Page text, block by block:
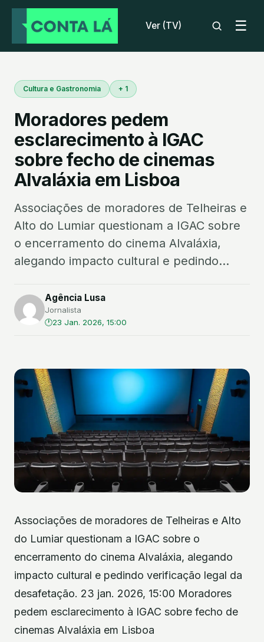
Ver (TV) ☰
Cultura e Gastronomia + 1
Moradores pedem
esclarecimento à IGAC
sobre fecho de cinemas
Alvaláxia em Lisboa
Associações de moradores de Telheiras e
Alto do Lumiar questionam a IGAC sobre
o encerramento do cinema Alvaláxia,
alegando impacto cultural e pedindo...
Agência Lusa
Jornalista
23 Jan. 2026, 15:00
Associações de moradores de Telheiras e Alto
do Lumiar questionam a IGAC sobre o
encerramento do cinema Alvaláxia, alegando
impacto cultural e pedindo verificação legal da
desafetação. 23 jan. 2026, 15:00 Moradores
pedem esclarecimento à IGAC sobre fecho de
cinemas Alvaláxia em Lisboa